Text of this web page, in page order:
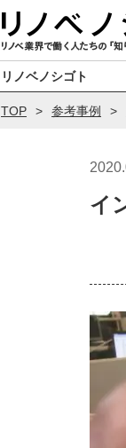
リノベノシゴト
TOP 参考事例
イ